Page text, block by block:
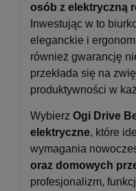
osób z elektryczną
Inwestując w to
eleganckie i
również gwarancję
przekłada się na
produktywności w
Wybierz Ogi Drive
elektryczne, które
wymagania
oraz domowych
profesjonalizm,